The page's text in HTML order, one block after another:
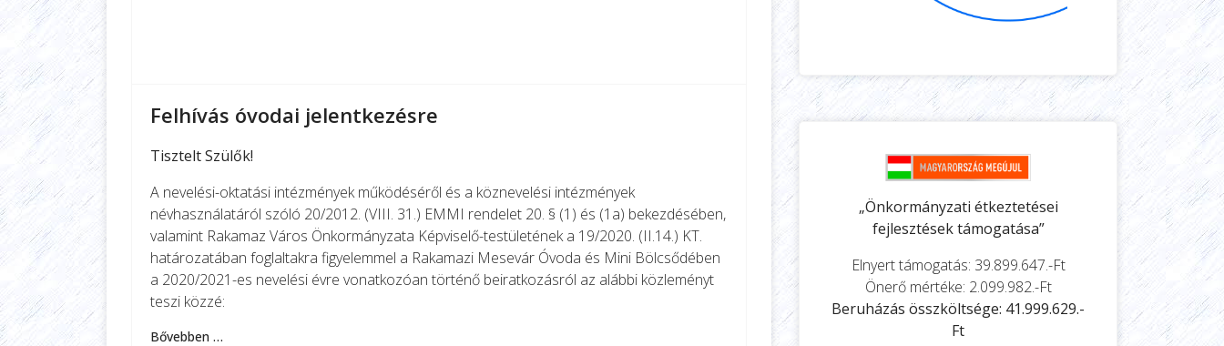
Felhívás óvodai jelentkezésre
Tisztelt Szülők!
A nevelési-oktatási intézmények működéséről és a köznevelési intézmények
névhasználatáról szóló 20/2012. (VIII. 31.) EMMI rendelet 20. § (1) és (1a) bekezdésében,
valamint Rakamaz Város Önkormányzata Képviselő-testületének a 19/2020. (II.14.) KT.
határozatában foglaltakra figyelemmel a Rakamazi Mesevár Óvoda és Mini Bölcsődében
a 2020/2021-es nevelési évre vonatkozóan történő beiratkozásról az alábbi közleményt
teszi közzé:
Bővebben …
„Önkormányzati étkeztetései
fejlesztések támogatása”
Elnyert támogatás: 39.899.647.-Ft
Önerő mértéke: 2.099.982.-Ft
Beruházás összköltsége: 41.999.629.-
Ft